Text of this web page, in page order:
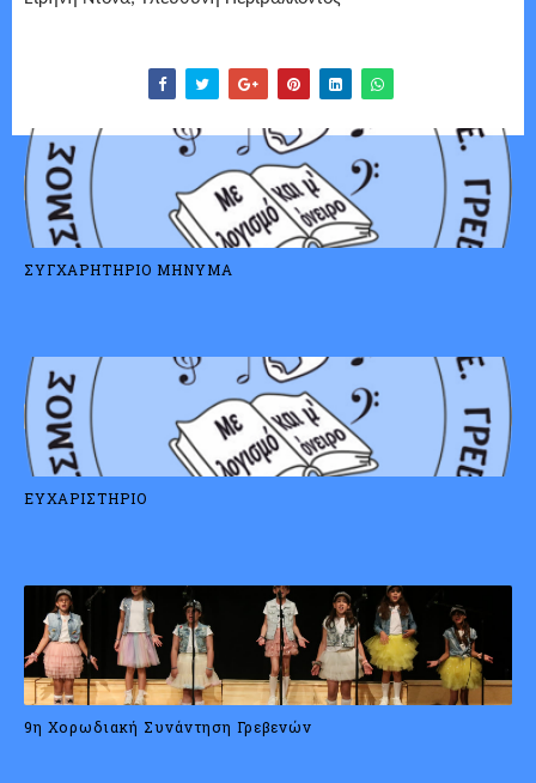
ΣΥΓΧΑΡΗΤΗΡΙΟ ΜΗΝΥΜΑ
ΕΥΧΑΡΙΣΤΗΡΙΟ
9η Χορωδιακή Συνάντηση Γρεβενών